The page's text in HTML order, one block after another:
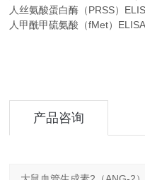
人丝氨酸蛋白酶（PRSS）
人甲酰甲硫氨酸（fMet）
产品咨询